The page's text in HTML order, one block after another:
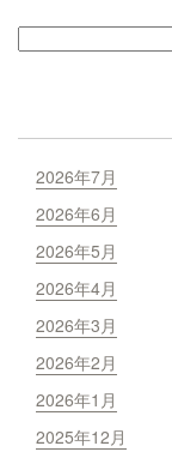
2026年7月
2026年6月
2026年5月
2026年4月
2026年3月
2026年2月
2026年1月
2025年12月